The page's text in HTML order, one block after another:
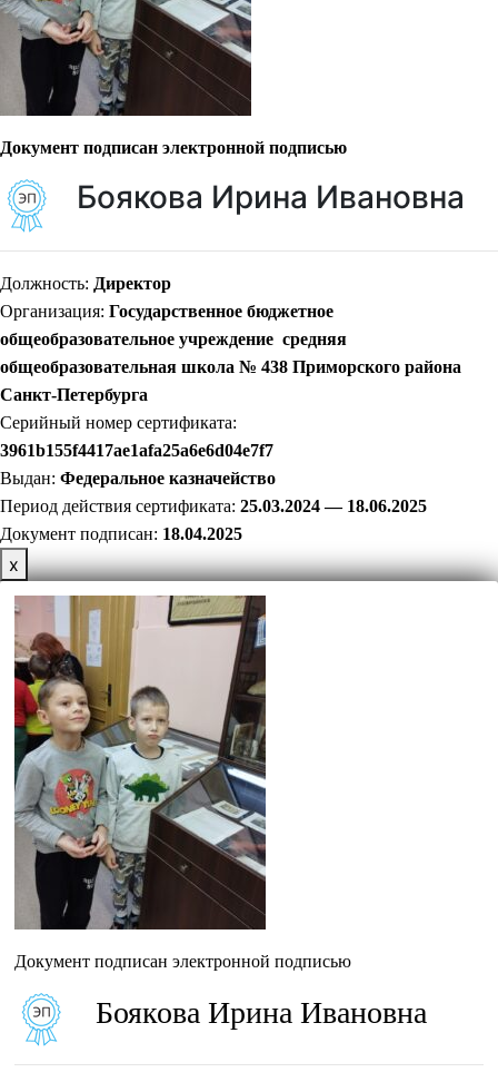
Документ подписан электронной подписью
Боякова Ирина Ивановна
Должность: Директор
Организация: Государственное бюджетное
общеобразовательное учреждение средняя
общеобразовательная школа № 438 Приморского района
Санкт-Петербурга
Серийный номер сертификата:
3961b155f4417ae1afa25a6e6d04e7f7
Выдан: Федеральное казначейство
Период действия сертификата: 25.03.2024 — 18.06.2025
Документ подписан: 18.04.2025
х
Документ подписан электронной подписью
Боякова Ирина Ивановна